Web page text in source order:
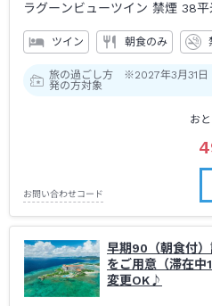
ラグーンビューツイン 禁煙 38平
ツイン 朝食のみ
旅の過ごし方 ※2027年3月31日
発の方対象
お
お問い合わせコード
早期90（朝食付
をご用意（滞在中
変更OK♪